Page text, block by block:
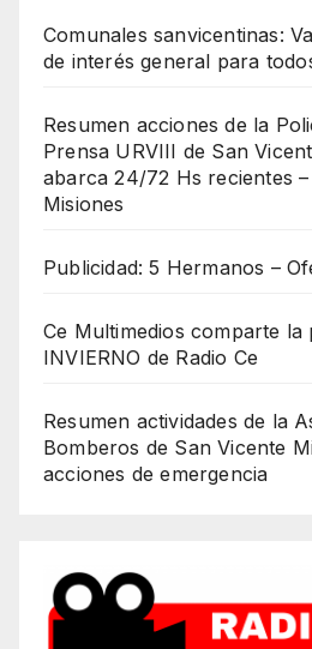
Comunales sanvicentinas:
de interés general para
Resumen acciones de la
Prensa URVIII de San
abarca 24/72 Hs recientes
Misiones
Publicidad: 5 Hermanos –
Ce Multimedios comparte
INVIERNO de Radio Ce
Resumen actividades de la
Bomberos de San Vicente
acciones de emergencia